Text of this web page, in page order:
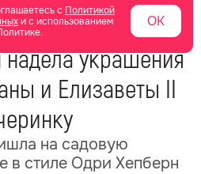
с Политикой
и с использованием
ОК
новости
украшения
и Елизаветы II
на садовую
в стиле Одри Хепберн